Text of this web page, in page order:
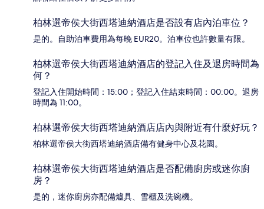
柏林選帝侯大街西塔迪納酒店是否設有店內泊車位？
是的。自助泊車費用為每晚 EUR20。泊車位也許數量有限。
柏林選帝侯大街西塔迪納酒店的登記入住及退房時間為
何？
登記入住開始時間：15:00；登記入住結束時間：00:00。退房
時間為 11:00。
柏林選帝侯大街西塔迪納酒店店內與附近有什麼好玩？
柏林選帝侯大街西塔迪納酒店備有健身中心及花園。
柏林選帝侯大街西塔迪納酒店是否配備廚房或迷你廚
房？
是的，迷你廚房亦配備爐具、雪櫃及洗碗機。